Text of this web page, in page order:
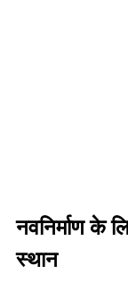
नवनिर्माण के
स्थान